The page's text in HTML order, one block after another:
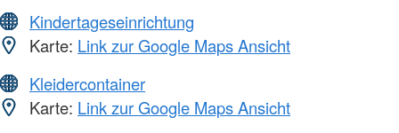
Kindertageseinrichtung
Karte: Link zur Google Maps Ansicht
Kleidercontainer
Karte: Link zur Google Maps Ansicht